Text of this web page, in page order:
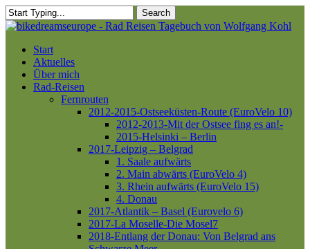
Skip
to
content
Search
Close
Menu
Start
Aktuelles
Über mich
Rad-Reisen
Fernrouten
2012-2015-Ostseeküsten-Route (EuroVelo 10)
2012-2013-Mit der Ostsee fing es an!-
2015-Helsinki – Berlin
2017-Leipzig – Belgrad
1. Saale aufwärts
2. Main abwärts (EuroVelo 4)
3. Rhein aufwärts (EuroVelo 15)
4. Donau
2017-Atlantik – Basel (Eurovelo 6)
2017-La Moselle-Die Mosel7
2018-Entlang der Donau: Von Belgrad ans